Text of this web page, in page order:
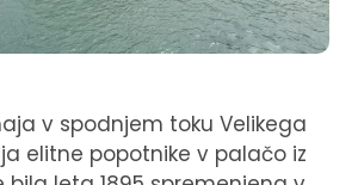
v spodnjem toku Velikega
elitne popotnike v palačo iz